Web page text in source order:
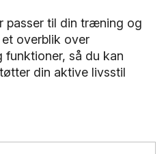
passer til din træning og
overblik over
funktioner, så du kan
din aktive livsstil